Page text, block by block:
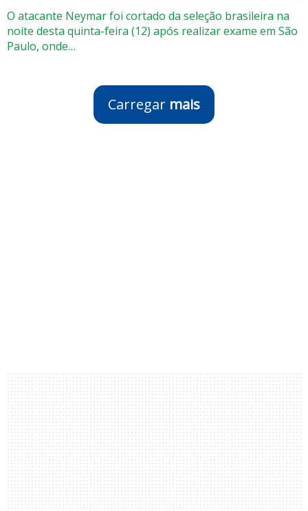
O atacante Neymar foi cortado da seleção brasileira na
noite desta quinta-feira (12) após realizar exame em São
Paulo, onde…
Carregar mais